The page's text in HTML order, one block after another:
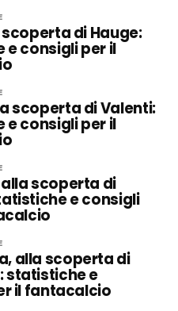
di Hauge:
consigli per il
scoperta di Valenti:
consigli per il
scoperta di
e consigli
alla scoperta di
statistiche e
il fantacalcio